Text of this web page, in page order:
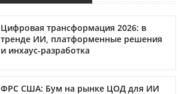
Цифровая трансформация 2026: в
тренде ИИ, платформенные решения
и инхаус-разработка
ФРС США: Бум на рынке ЦОД для ИИ